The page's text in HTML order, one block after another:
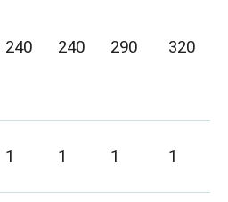
240 240 290 320
1 1 1 1